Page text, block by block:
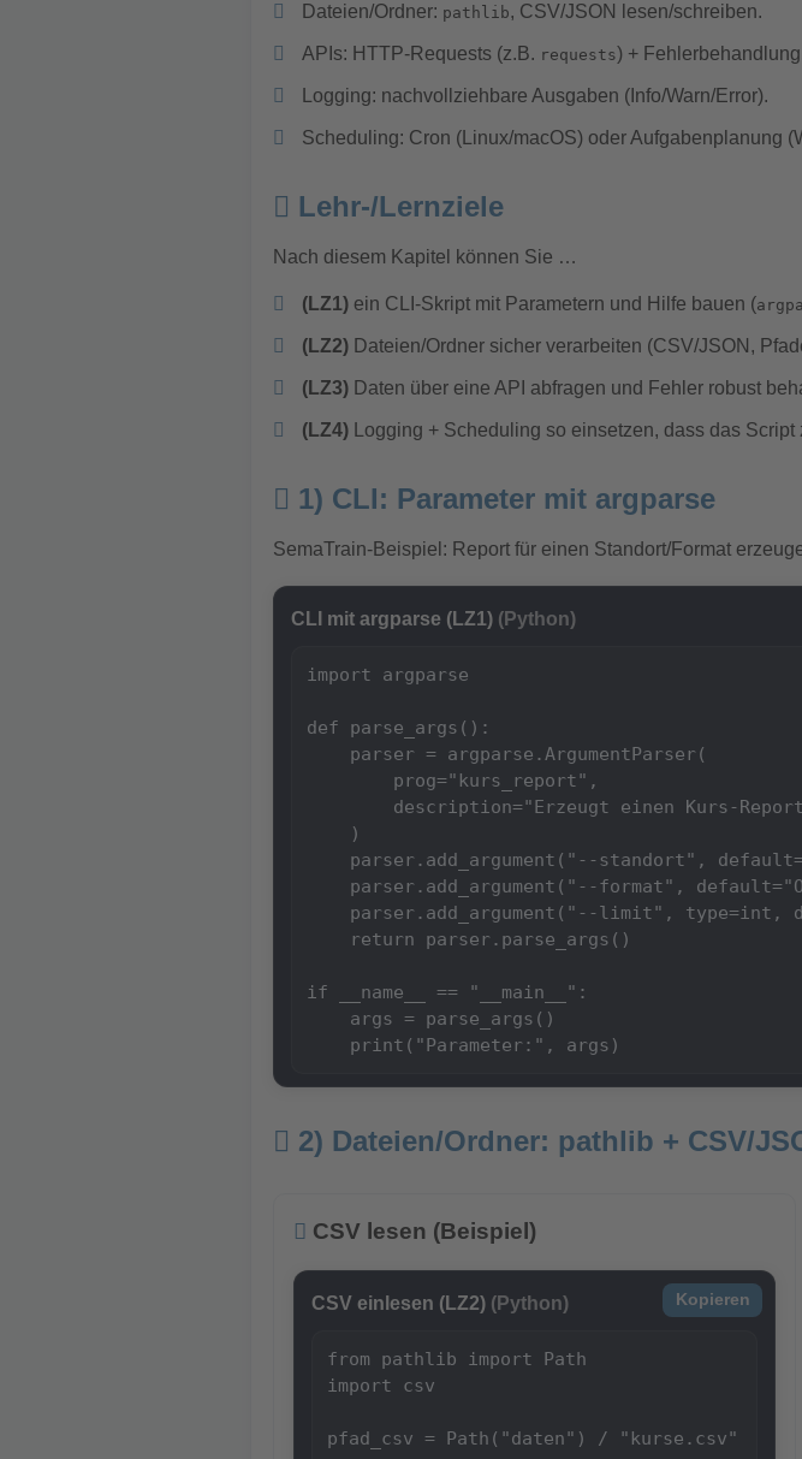
Dateien/Ordner: pathlib, CSV/JSON lesen/schreiben.
APIs: HTTP-Requests (z.B. requests) +
Logging: nachvollziehbare Ausgaben (Info/Warn/Error).
Scheduling: Cron (Linux/macOS) oder Aufgabenplanung
Lehr-/Lernziele
Nach diesem Kapitel können Sie …
(LZ1) ein CLI-Skript mit Parametern und Hilfe bauen (
(LZ2) Dateien/Ordner sicher verarbeiten (CSV/JSON,
(LZ3) Daten über eine API abfragen und Fehler robust
(LZ4) Logging + Scheduling so einsetzen, dass das Script
1) CLI: Parameter mit argparse
SemaTrain-Beispiel: Report für einen Standort/Format
CLI mit argparse (LZ1) (Python)
import argparse
def parse_args():
    parser = argparse.ArgumentParser(
        prog="kurs_report",
description="Erzeugt einen Kurs-
    )
parser.add_argument("--standort",
parser.add_argument("--format",
parser.add_argument("--limit", type=int,
    return parser.parse_args()
if __name__ == "__main__":
    args = parse_args()
    print("Parameter:", args)
2) Dateien/Ordner: pathlib + CSV/
CSV lesen (Beispiel)
CSV einlesen (LZ2) (Python) Kopieren
from pathlib import Path
import csv
pfad_csv = Path("daten") / "kurse.csv"